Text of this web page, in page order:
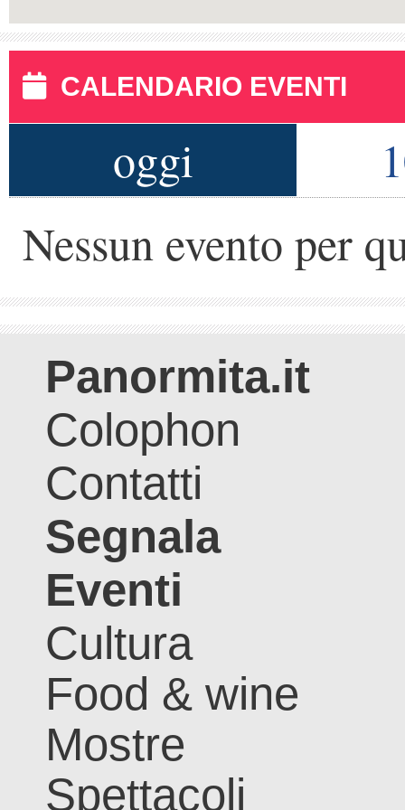
CALENDARIO EVENTI
oggi
Nessun evento per
Panormita.it
Colophon
Contatti
Segnala
Eventi
Cultura
Food & wine
Mostre
Spettacoli